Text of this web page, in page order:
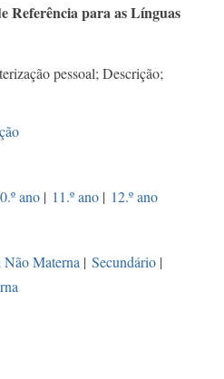
Referência para as Línguas
pessoal; Descrição;
ano | 11.º ano | 12.º ano
Materna | Secundário |